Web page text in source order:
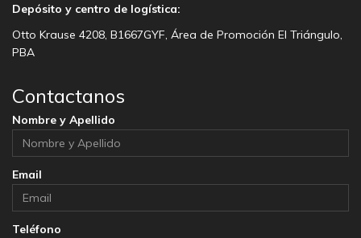
Depósito y centro de logística:
Otto Krause 4208, B1667GYF, Área de Promoción El Triángulo,
PBA
Contactanos
Nombre y Apellido
Email
Teléfono